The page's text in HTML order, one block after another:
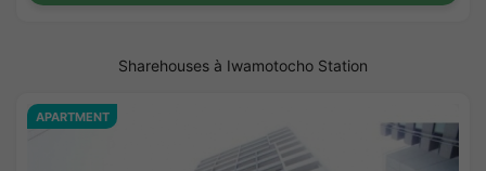
Sharehouses à Iwamotocho Station
APARTMENT